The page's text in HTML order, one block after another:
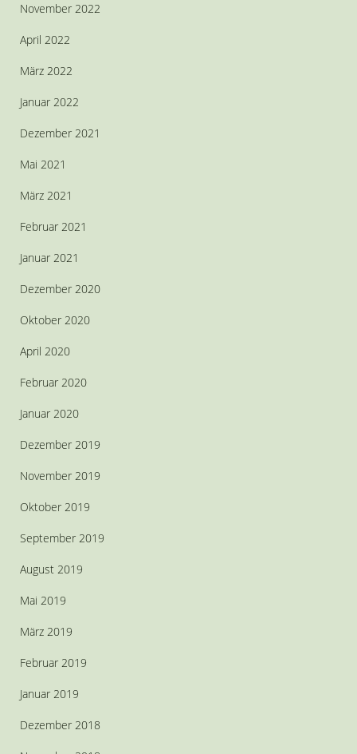
November 2022
April 2022
März 2022
Januar 2022
Dezember 2021
Mai 2021
März 2021
Februar 2021
Januar 2021
Dezember 2020
Oktober 2020
April 2020
Februar 2020
Januar 2020
Dezember 2019
November 2019
Oktober 2019
September 2019
August 2019
Mai 2019
März 2019
Februar 2019
Januar 2019
Dezember 2018